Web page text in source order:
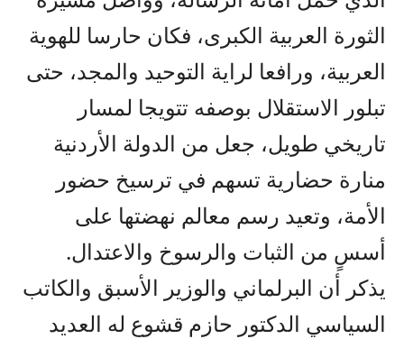
الثورة العربية الكبرى، فكان حارسا للهوية
العربية، ورافعا لراية التوحيد والمجد، حتى
تبلور الاستقلال بوصفه تتويجا لمسار
تاريخي طويل، جعل من الدولة الأردنية
منارة حضارية تسهم في ترسيخ حضور
الأمة، وتعيد رسم معالم نهضتها على
أسسٍ من الثبات والرسوخ والاعتدال.
يذكر أن البرلماني والوزير الأسبق والكاتب
السياسي الدكتور حازم قشوع له العديد